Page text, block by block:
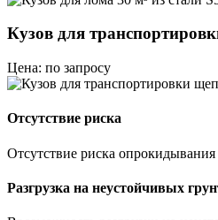
Кузов для
Цена: по запросу
Отсутствие риска
Отсутствие риска опрокидывания
Разгрузка на неустойчивых